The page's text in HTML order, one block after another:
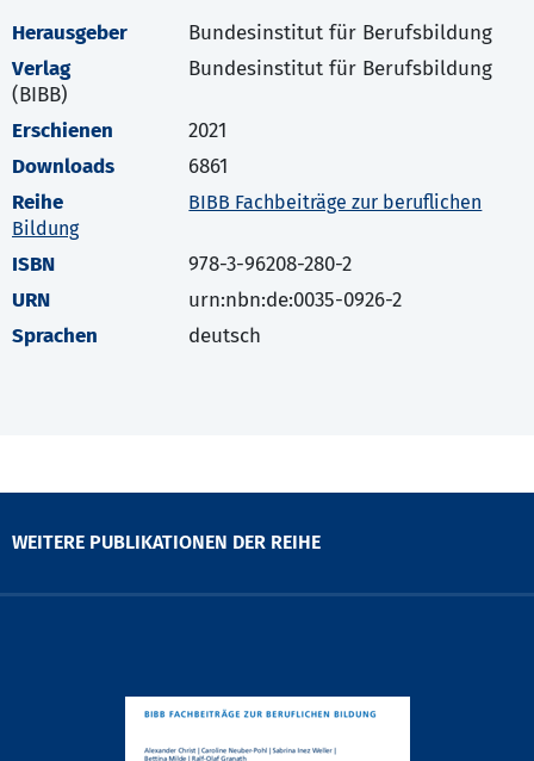
Herausgeber
Bundesinstitut für Berufsbildung
Verlag
Bundesinstitut für Berufsbildung
(BIBB)
Erschienen
2021
Downloads
6861
Reihe
BIBB Fachbeiträge zur beruflichen
Bildung
ISBN
978-3-96208-280-2
URN
urn:nbn:de:0035-0926-2
Sprachen
deutsch
WEITERE PUBLIKATIONEN DER REIHE